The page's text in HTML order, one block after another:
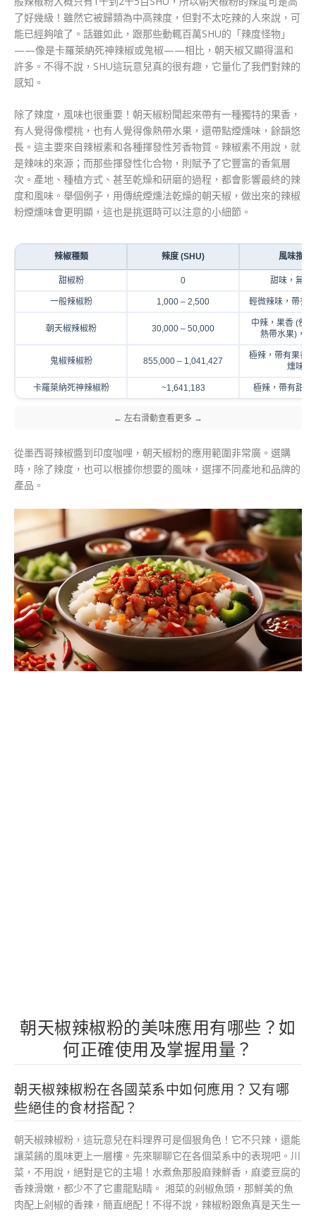
了好幾級！雖然它被歸類為中高辣度，但對不太吃辣的人來說，可
能已經夠嗆了。話雖如此，跟那些動輒百萬SHU的「辣度怪物」
——像是卡羅萊納死神辣椒或鬼椒——相比，朝天椒又顯得溫和
許多。不得不說，SHU這玩意兒真的很有趣，它量化了我們對辣的
感知。
除了辣度，風味也很重要！朝天椒粉聞起來帶有一種獨特的果香，
有人覺得像櫻桃，也有人覺得像熱帶水果，還帶點煙燻味，餘韻悠
長。這主要來自辣椒素和各種揮發性芳香物質。辣椒素不用說，就
是辣味的來源；而那些揮發性化合物，則賦予了它豐富的香氣層
次。產地、種植方式、甚至乾燥和研磨的過程，都會影響最終的辣
度和風味。舉個例子，用傳統煙燻法乾燥的朝天椒，做出來的辣椒
粉煙燻味會更明顯，這也是挑選時可以注意的小細節。
辣椒種類 辣度 (SHU) 風味描述
甜椒粉 0 甜味，無辣
一般辣椒粉 1,000 – 2,500 輕微辣味，帶有
朝天椒辣椒粉 30,000 – 50,000
中辣，果香 (例
熱帶水果)，煙
鬼椒辣椒粉 855,000 – 1,041,427
極辣，帶有果香
燻味
卡羅萊納死神辣椒粉 ~1,641,183 極辣，帶有甜味
從墨西哥辣椒醬到印度咖哩，朝天椒粉的應用範圍非常廣。選購
時，除了辣度，也可以根據你想要的風味，選擇不同產地和品牌的
產品。
朝天椒辣椒粉的美味應用有哪些？如
何正確使用及掌握用量？
朝天椒辣椒粉在各國菜系中如何應用？又有哪
些絕佳的食材搭配？
朝天椒辣椒粉，這玩意兒在料理界可是個狠角色！它不只辣，還能
讓菜餚的風味更上一層樓。先來聊聊它在各個菜系中的表現吧。川
菜，不用說，絕對是它的主場！水煮魚那股麻辣鮮香，麻婆豆腐的
香辣滑嫩，都少不了它畫龍點睛。 湘菜的剁椒魚頭，那鮮美的魚
肉配上剁椒的香辣，簡直絕配！不得不說，辣椒粉跟魚真是天生一